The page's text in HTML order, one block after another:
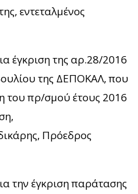
εντεταλμένος
έγκριση της αρ.28/2016
της ΔΕΠΟΚΑΛ, που
του πρ/σμού έτους 2016
Πρόεδρος
την έγκριση παράτασης